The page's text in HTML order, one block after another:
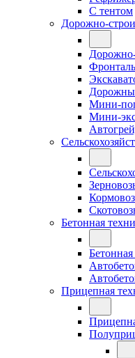
С тентом
Дорожно-
Дорожно-
Мини-
Мини-
Бетонная
Прицепная